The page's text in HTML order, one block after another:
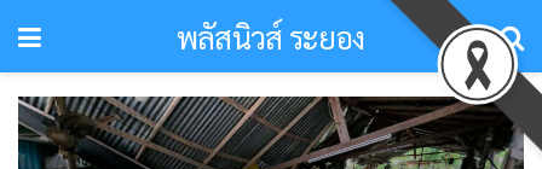
พลัสนิวส์ ระยอง